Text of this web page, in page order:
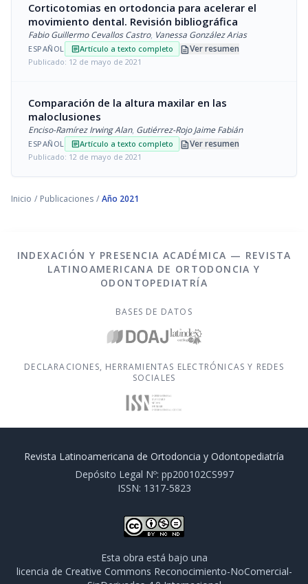
Corticotomias en ortodoncia para acelerar el
movimiento dental. Revisión bibliográfica
Fabio Guillermo Cevallos Castro, Vanessa González Arias
ESPAÑOL articleArtículo a texto completo descriptionVer resumen
Publicado: 12 de mayo de 2021
Comparación de la altura maxilar en las
maloclusiones
Enciso-Ramírez Irwing Alan, Gutiérrez-Rojo Jaime Fabián
ESPAÑOL articleArtículo a texto completo descriptionVer resumen
Publicado: 12 de mayo de 2021
Inicio / Publicaciones / Año 2021
INDEXACIÓN Y PRESENCIA ACADÉMICA — REVISTA
LATINOAMERICANA DE ORTODONCIA Y
ODONTOPEDIATRÍA
BASES DE DATOS
DECLARACIONES, HERRAMIENTAS ELECTRÓNICAS Y REDES
SOCIALES
Revista Latinoamericana de Ortodoncia y Odontopediatría
Depósito Legal Nº: pp200102CS997
ISSN: 1317-5823
Esta obra está bajo una
licencia de Creative Commons Reconocimiento-NoComercial-